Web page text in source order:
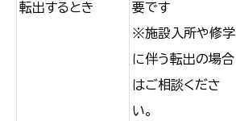
転出するとき
要です
※施設入所や修学
に伴う転出の場合
はご相談くださ
い。